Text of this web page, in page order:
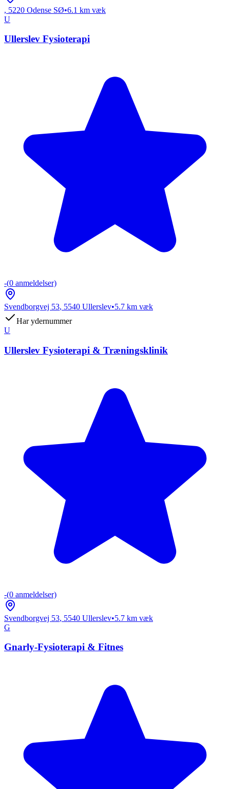
, 5220 Odense SØ•6.1 km væk
U
Ullerslev Fysioterapi
-(0 anmeldelser)
Svendborgvej 53, 5540 Ullerslev•5.7 km væk
Har ydernummer
U
Ullerslev Fysioterapi & Træningsklinik
-(0 anmeldelser)
Svendborgvej 53, 5540 Ullerslev•5.7 km væk
G
Gnarly-Fysioterapi & Fitnes